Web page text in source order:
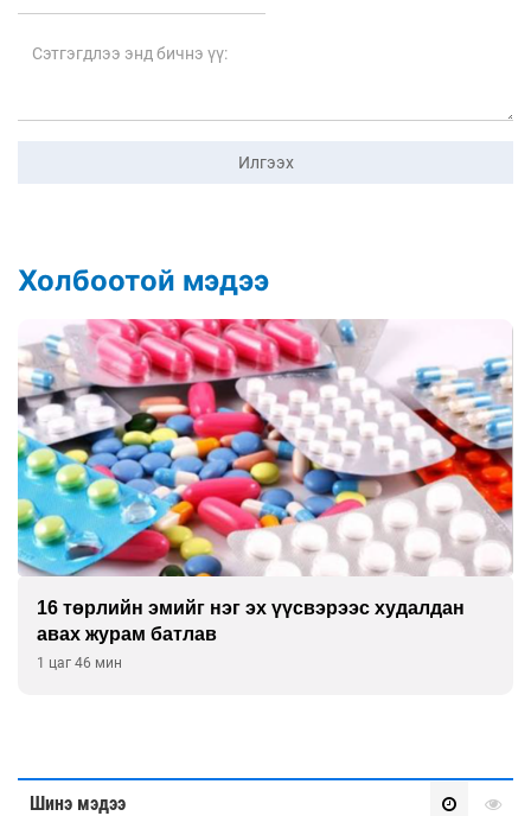
Илгээх
Холбоотой мэдээ
16 төрлийн эмийг нэг эх үүсвэрээс худалдан
авах журам батлав
1 цаг 46 мин
Шинэ мэдээ